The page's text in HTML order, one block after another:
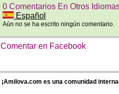
0 Comentarios En Otros
Español
Aún no se ha escrito ningún comentario.
Comentar en Facebook
¡Amilova.com es una comunidad